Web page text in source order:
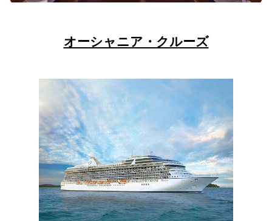
オーシャニア・クルーズ